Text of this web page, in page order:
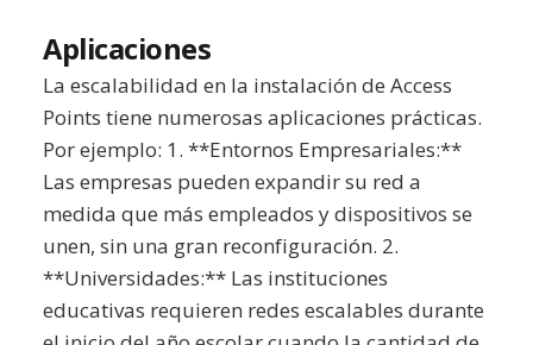
Aplicaciones
La escalabilidad en la instalación de Access
Points tiene numerosas aplicaciones prácticas.
Por ejemplo: 1. **Entornos Empresariales:**
Las empresas pueden expandir su red a
medida que más empleados y dispositivos se
unen, sin una gran reconfiguración. 2.
**Universidades:** Las instituciones
educativas requieren redes escalables durante